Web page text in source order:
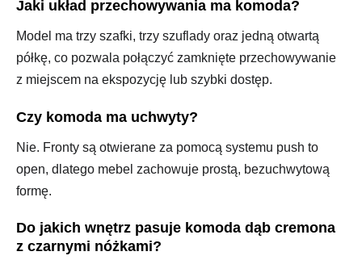
Jaki układ przechowywania ma komoda?
Model ma trzy szafki, trzy szuflady oraz jedną otwartą
półkę, co pozwala połączyć zamknięte przechowywanie
z miejscem na ekspozycję lub szybki dostęp.
Czy komoda ma uchwyty?
Nie. Fronty są otwierane za pomocą systemu push to
open, dlatego mebel zachowuje prostą, bezuchwytową
formę.
Do jakich wnętrz pasuje komoda dąb cremona
z czarnymi nóżkami?